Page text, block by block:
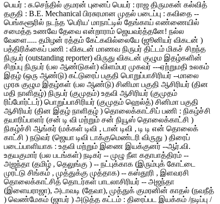
பெயர் : சு.செந்தில் குமரன் புனைப் பெயர் : ராஜ திருமகன் கல்வித்
தகுதி : B.E. Mechanical பிரசுரமான முதல் படைப்பு : கவிதை --
பெங்களூரில் நடந்த 'பெரிய' மாநாட்டில் தேங்காய் எண்ணையில்
சமைத்த உணவே தேவை என்றாராம் ஜெயவர்த்தனே! நல்ல
வேளை..... தமிழன் ரத்தம் கேட்கவில்லையே (ஜூனியர் விகடன் )
பத்திரிக்கைப் பணி : விகடன் மாணவ நிருபர் திட்டம் மிகச் சிறந்த
நிருபர் (outstanding reporter) விருது விகடன் குழும இதழ்களின்
சிறப்பு நிருபர் (பல ஆண்டுகள்) விளம்பர முகவர் ---ஏற்றுமதி உலகம்
இதழ் (ஒரு ஆண்டு) கட்டுரைப் பகுதி பொறுப்பாசிரியர் --மாலை
முரசு குழும இதழ்கள் (பல ஆண்டு) சினிமா பகுதி ஆசிரியர் (தின
மதி நாளிதழ்) நிருபர் (குமுதம்) உதவி ஆசிரியர் (குமுதம்
ரிப்போர்ட்டர்) பொறுப்பாசிரியர் (குமுதம் ஹெல்த்) சினிமா பகுதி
ஆசிரியர் (தின இதழ் நாளிதழ் ) தொலைக்காட்சிப் பணி : நிகழ்ச்சி
தயாரிப்பாளர் (சன் டி வி மற்றும் சன் நியூஸ் தொலைக்காட்சி )
நிகழ்ச்சி ஆங்கர் (மக்கள் டிவி , டான் டிவி , டி டி என் தொலைக்
காட்சி ) நடுவர் (ஜெயா டிவி டாக்குமெண்டரி விருது ) திரைப்
படைப்பாளியாக : உதவி மற்றும் இணை இயக்குனர் --ஆர்.வி.
உதயகுமார் (பல படங்கள்) நடிகர் -- முழு நீள கதாபாத்திரம் --
அஜந்தா (தமிழ் , தெலுங்கு ) -- நட்புக்காக (இரும்புக் கோட்டை
முரட்டு சிங்கம் , முத்துக்கு முத்தாக) -- கஸ்தூரி , இளவரசி
தொலைக்காட்சித் தொடர்கள் பாடலாசிரியர் -- அஜந்தா
(இளையராஜா), அடாவடி (தேவா), முத்துக் குமரனின் காதல் (நவநீத்
) வெண்மேகம் (ஜாபர் ) அடுத்த கட்டம் : திரைப்பட இயக்கம் /நடிப்பு /